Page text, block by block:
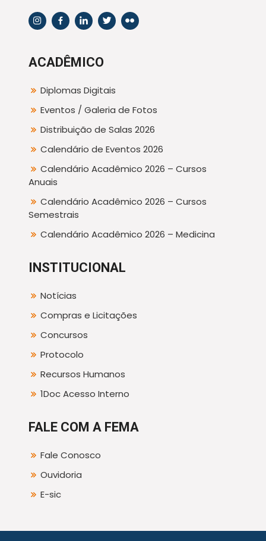
ACADÊMICO
Diplomas Digitais
Eventos / Galeria de Fotos
Distribuição de Salas 2026
Calendário de Eventos 2026
Calendário Acadêmico 2026 – Cursos
Anuais
Calendário Acadêmico 2026 – Cursos
Semestrais
Calendário Acadêmico 2026 – Medicina
INSTITUCIONAL
Notícias
Compras e Licitações
Concursos
Protocolo
Recursos Humanos
1Doc Acesso Interno
FALE COM A FEMA
Fale Conosco
Ouvidoria
E-sic